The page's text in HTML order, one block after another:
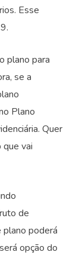
Esse
plano para
se a
Plano
Quer
que vai
de
plano poderá
opção do